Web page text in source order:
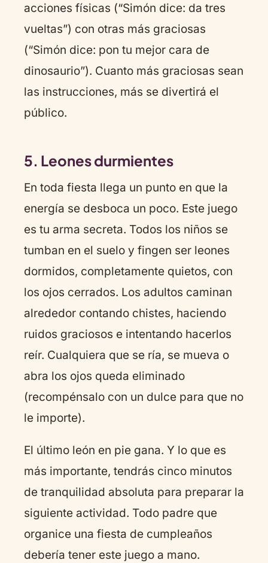
acciones físicas (“Simón dice: da tres
vueltas”) con otras más graciosas
(“Simón dice: pon tu mejor cara de
dinosaurio”). Cuanto más graciosas sean
las instrucciones, más se divertirá el
público.
5. Leones durmientes
En toda fiesta llega un punto en que la
energía se desboca un poco. Este juego
es tu arma secreta. Todos los niños se
tumban en el suelo y fingen ser leones
dormidos, completamente quietos, con
los ojos cerrados. Los adultos caminan
alrededor contando chistes, haciendo
ruidos graciosos e intentando hacerlos
reír. Cualquiera que se ría, se mueva o
abra los ojos queda eliminado
(recompénsalo con un dulce para que no
le importe).
El último león en pie gana. Y lo que es
más importante, tendrás cinco minutos
de tranquilidad absoluta para preparar la
siguiente actividad. Todo padre que
organice una fiesta de cumpleaños
debería tener este juego a mano.